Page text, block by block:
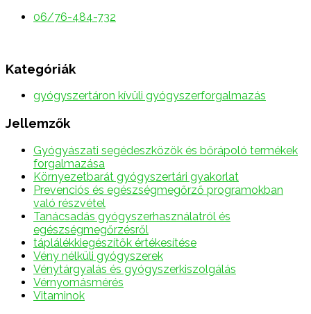
06/76-484-732
Kategóriák
gyógyszertáron kívüli gyógyszerforgalmazás
Jellemzők
Gyógyászati segédeszközök és bőrápoló termékek
forgalmazása
Környezetbarát gyógyszertári gyakorlat
Prevenciós és egészségmegőrző programokban
való részvétel
Tanácsadás gyógyszerhasználatról és
egészségmegőrzésről
táplálékkiegészítők értékesítése
Vény nélküli gyógyszerek
Vénytárgyalás és gyógyszerkiszolgálás
Vérnyomásmérés
Vitaminok